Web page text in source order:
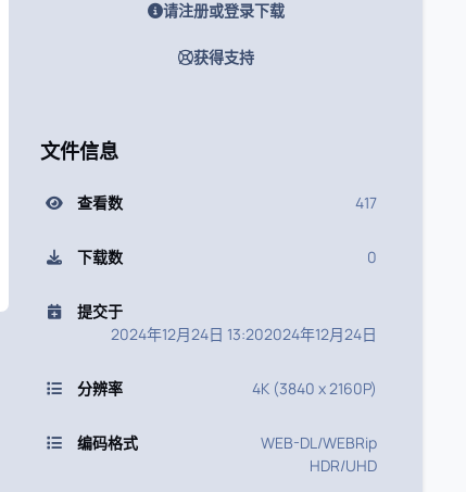
请注册或登录下载
获得支持
文件信息
查看数 417
下载数 0
提交于
2024年12月24日 13:202024年12月24日
分辨率 4K (3840 x 2160P)
编码格式
WEB-DL/WEBRip
HDR/UHD